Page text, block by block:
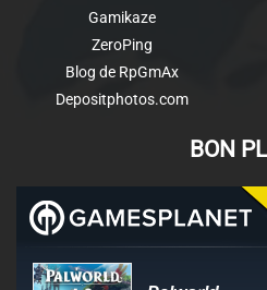
Gamikaze
ZeroPing
Blog de RpGmAx
Depositphotos.com
BON